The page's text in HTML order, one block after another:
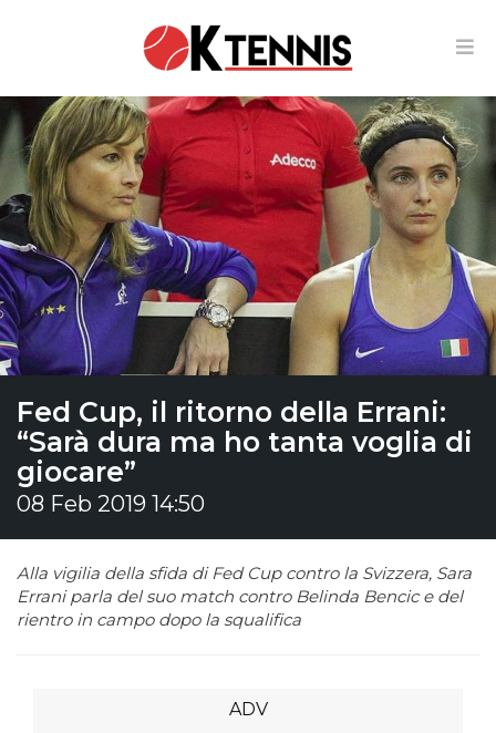
Fed Cup, il ritorno della Errani:
“Sarà dura ma ho tanta voglia di
giocare”
08 Feb 2019 14:50
Alla vigilia della sfida di Fed Cup contro la Svizzera, Sara
Errani parla del suo match contro Belinda Bencic e del
rientro in campo dopo la squalifica